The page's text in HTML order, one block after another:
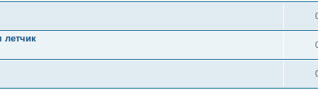
летчик